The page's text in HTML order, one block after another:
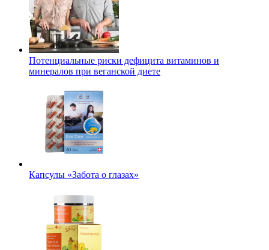
Потенциальные риски дефицита витаминов и
минералов при веганской диете
Капсулы «Забота о глазах»